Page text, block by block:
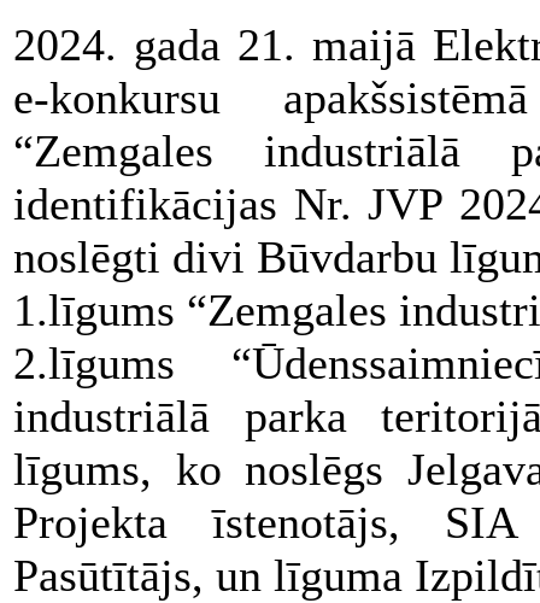
2024. gada 21. maijā
e-konkursu
“Zemgales industriālā
identifikācijas Nr. JVP
noslēgti divi Būvdarbu
1.līgums “Zemgales
2.līgums
industriālā parka
līgums, ko noslēgs
Projekta īstenotājs,
Pasūtītājs, un līguma